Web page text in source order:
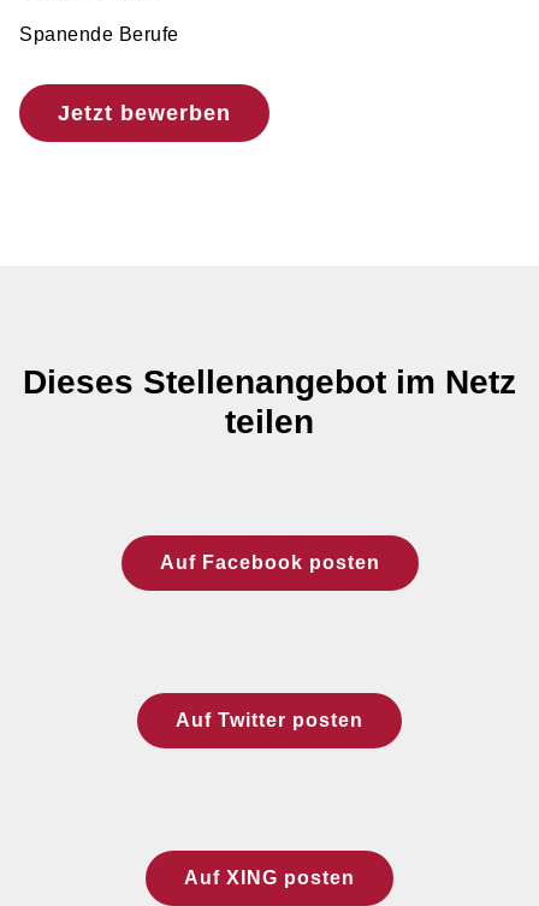
Spanende Berufe
Jetzt bewerben
Dieses Stellenangebot im Netz
teilen
Auf Facebook posten
Auf Twitter posten
Auf XING posten